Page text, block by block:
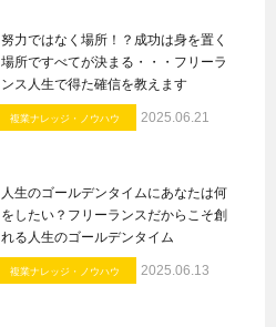
努力ではなく場所！？成功は身を置く
場所ですべてが決まる・・・フリーラ
ンス人生で得た確信を教えます
複業ナレッジ・ノウハウ 2025.06.21
人生のゴールデンタイムにあなたは何
をしたい？フリーランスだからこそ創
れる人生のゴールデンタイム
複業ナレッジ・ノウハウ 2025.06.13